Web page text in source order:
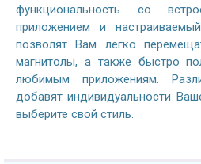
функциональность со
приложением и
позволят Вам легко
магнитолы, а также быстро
любимым приложениям.
добавят индивидуальности
выберите свой стиль.